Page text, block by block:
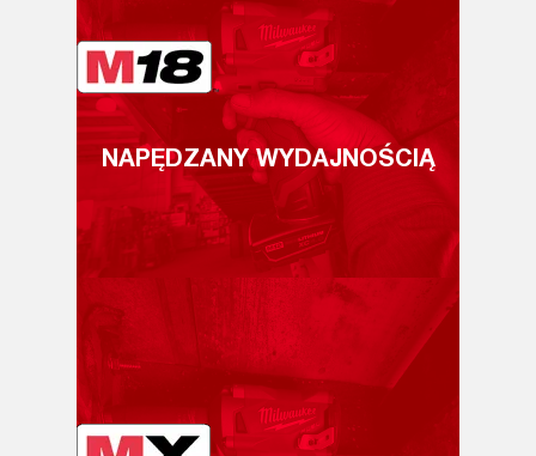
NAPĘDZANY WYDAJNOŚCIĄ